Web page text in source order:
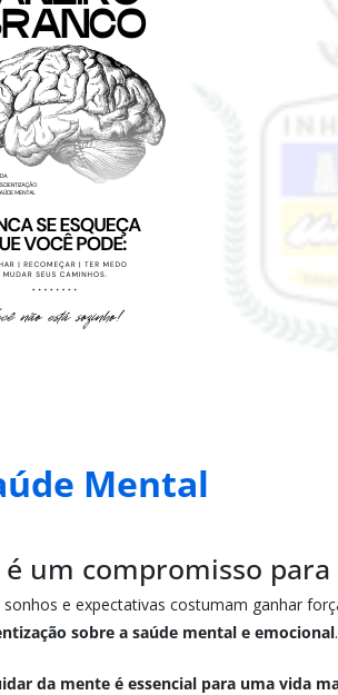
Mental
um compromisso
e expectativas costumam ganhar
sobre a saúde mental e emocional.
da mente é essencial para uma vida